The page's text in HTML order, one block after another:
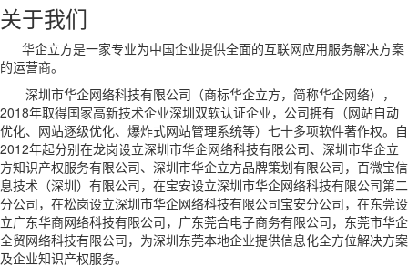
关于我们
华企立方是一家专业为中国企业提供全面的互联网应用服务解决方案
的运营商。
深圳市华企网络科技有限公司（商标华企立方，简称华企网络），
2018年取得国家高新技术企业深圳双软认证企业，公司拥有（网站自动
优化、网站逐级优化、爆炸式网站管理系统等）七十多项软件著作权。自
2012年起分别在龙岗设立深圳市华企网络科技有限公司、深圳市华企立
方知识产权服务有限公司、深圳市华企立方品牌策划有限公司，百微宝信
息技术（深圳）有限公司，在宝安设立深圳市华企网络科技有限公司第二
分公司，在松岗设立深圳市华企网络科技有限公司宝安分公司，在东莞设
立广东华商网络科技有限公司，广东莞合电子商务有限公司，东莞市华企
全贸网络科技有限公司，为深圳东莞本地企业提供信息化全方位解决方案
及企业知识产权服务。